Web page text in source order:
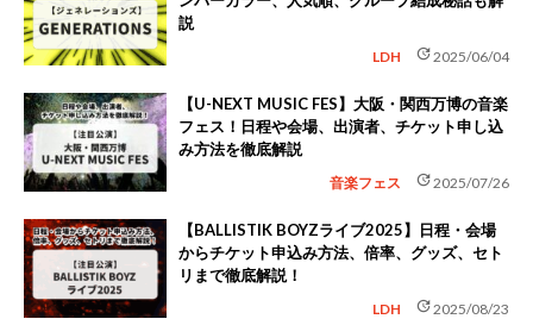
説
LDH update2025/06/04
【U-NEXT MUSIC FES】大阪・関西万博の音楽
フェス！日程や会場、出演者、チケット申し込
み方法を徹底解説
音楽フェス update2025/07/26
【BALLISTIK BOYZライブ2025】日程・会場
からチケット申込み方法、倍率、グッズ、セト
リまで徹底解説！
LDH update2025/08/23